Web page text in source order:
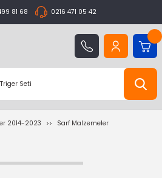
81 68 0216 471 05 42
2014-2023 Sarf Malzemeler